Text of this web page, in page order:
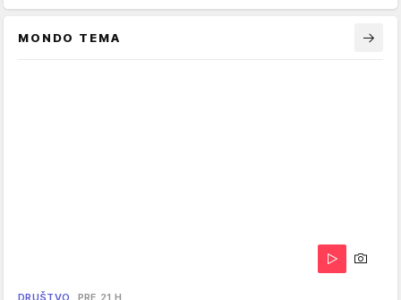
MONDO TEMA
DRUŠTVO PRE 21 H